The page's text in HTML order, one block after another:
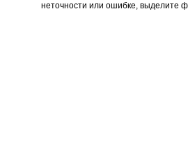
неточности или ошибке, выделите